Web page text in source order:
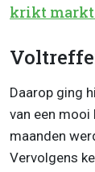
krikt
Daarop ging
van een
maanden
Vervolgens